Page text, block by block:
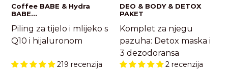
Coffee BABE & Hydra
BABE...
Piling za tijelo i mlijeko s
Q10 i hijaluronom
219 recenzija
DEO & BODY & DETOX
PAKET
Komplet za njegu
pazuha: Detox maska i
3 dezodoransa
2 recenzija